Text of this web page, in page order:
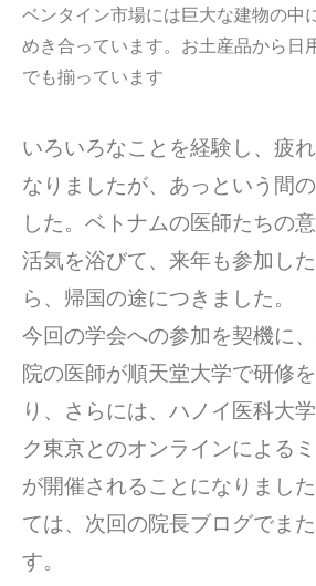
ベンタイン市場には巨大な建物の中
めき合っています。お土産品から日
でも揃っています
いろいろなことを経験し、疲
なりましたが、あっという間
した。ベトナムの医師たちの
活気を浴びて、来年も参加し
ら、帰国の途につきました。
今回の学会への参加を契機に
院の医師が順天堂大学で研修
り、さらには、ハノイ医科大
ク東京とのオンラインによる
が開催されることになりまし
ては、次回の院長ブログでま
す。